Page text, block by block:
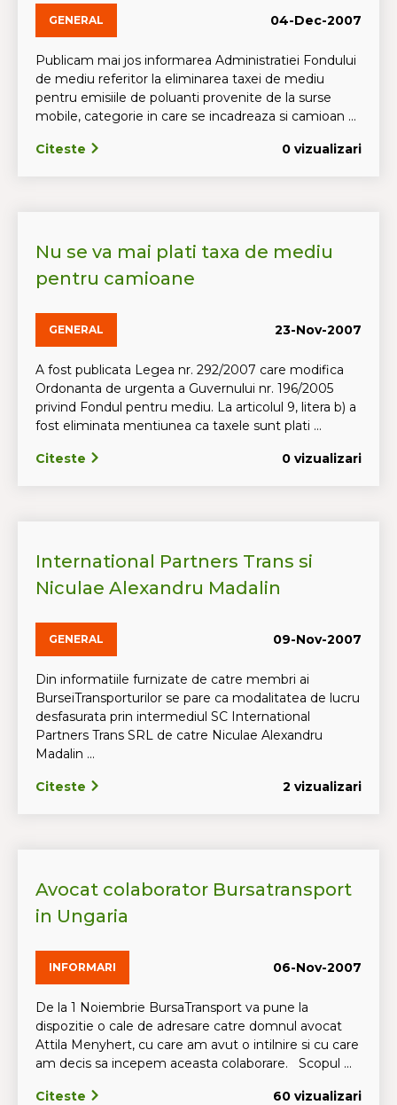
GENERAL 04-Dec-2007
Publicam mai jos informarea Administratiei Fondului
de mediu referitor la eliminarea taxei de mediu
pentru emisiile de poluanti provenite de la surse
mobile, categorie in care se incadreaza si camioan ...
Citeste 0 vizualizari
Nu se va mai plati taxa de mediu
pentru camioane
GENERAL 23-Nov-2007
A fost publicata Legea nr. 292/2007 care modifica
Ordonanta de urgenta a Guvernului nr. 196/2005
privind Fondul pentru mediu. La articolul 9, litera b) a
fost eliminata mentiunea ca taxele sunt plati ...
Citeste 0 vizualizari
International Partners Trans si
Niculae Alexandru Madalin
GENERAL 09-Nov-2007
Din informatiile furnizate de catre membri ai
BurseiTransporturilor se pare ca modalitatea de lucru
desfasurata prin intermediul SC International
Partners Trans SRL de catre Niculae Alexandru
Madalin ...
Citeste 2 vizualizari
Avocat colaborator Bursatransport
in Ungaria
INFORMARI 06-Nov-2007
De la 1 Noiembrie BursaTransport va pune la
dispozitie o cale de adresare catre domnul avocat
Attila Menyhert, cu care am avut o intilnire si cu care
am decis sa incepem aceasta colaborare. Scopul ...
Citeste 60 vizualizari